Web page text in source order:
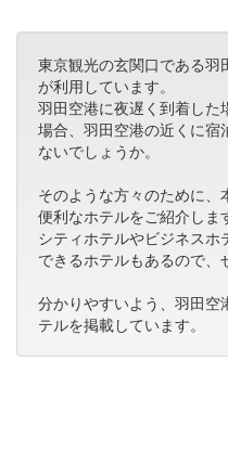
東京観光の玄関口である羽
が利用しています。
羽田空港に夜遅く到着し
場合、羽田空港の近くに宿
ないでしょうか。
そのような方々のために、
便利なホテルをご紹介しま
シティホテルやビジネス
できるホテルもあるので、
分かりやすいよう、羽田空
テルを掲載しています。